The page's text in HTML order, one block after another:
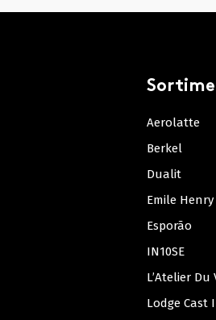
Aerolatte
Berkel
Dualit
Emile Henry
Esporão
IN10SE
L’Atelier Du
Lodge Cast